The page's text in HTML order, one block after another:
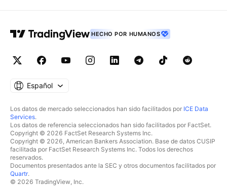
HECHO POR HUMANOS
Español
Los datos de mercado seleccionados han sido facilitados por ICE Data
Services.
Los datos de referencia seleccionados han sido facilitados por FactSet.
Copyright © 2026 FactSet Research Systems Inc.
Copyright © 2026, American Bankers Association. Base de datos CUSIP
facilitada por FactSet Research Systems Inc. Todos los derechos
reservados.
Documentos presentados ante la SEC y otros documentos facilitados por
Quartr.
© 2026 TradingView, Inc.